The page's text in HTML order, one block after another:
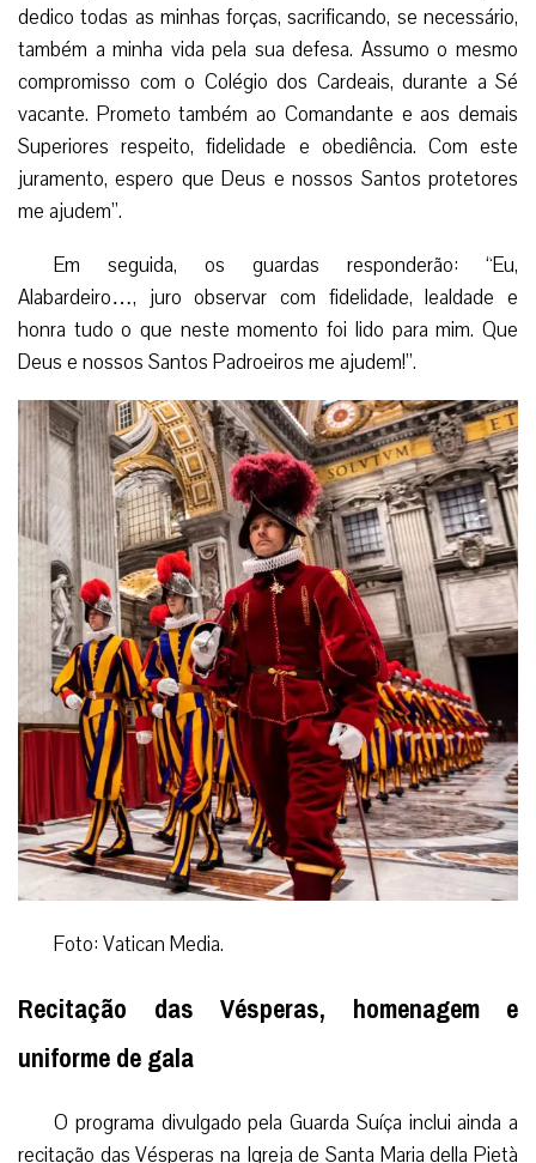
dedico todas as minhas forças, sacrificando, se necessário,
também a minha vida pela sua defesa. Assumo o mesmo
compromisso com o Colégio dos Cardeais, durante a Sé
vacante. Prometo também ao Comandante e aos demais
Superiores respeito, fidelidade e obediência. Com este
juramento, espero que Deus e nossos Santos protetores
me ajudem”.
Em seguida, os guardas responderão: “Eu,
Alabardeiro…, juro observar com fidelidade, lealdade e
honra tudo o que neste momento foi lido para mim. Que
Deus e nossos Santos Padroeiros me ajudem!”.
Foto: Vatican Media.
Recitação das Vésperas, homenagem e
uniforme de gala
O programa divulgado pela Guarda Suíça inclui ainda a
recitação das Vésperas na Igreja de Santa Maria della Pietà